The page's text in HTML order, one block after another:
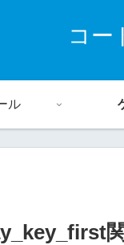
コー
ル